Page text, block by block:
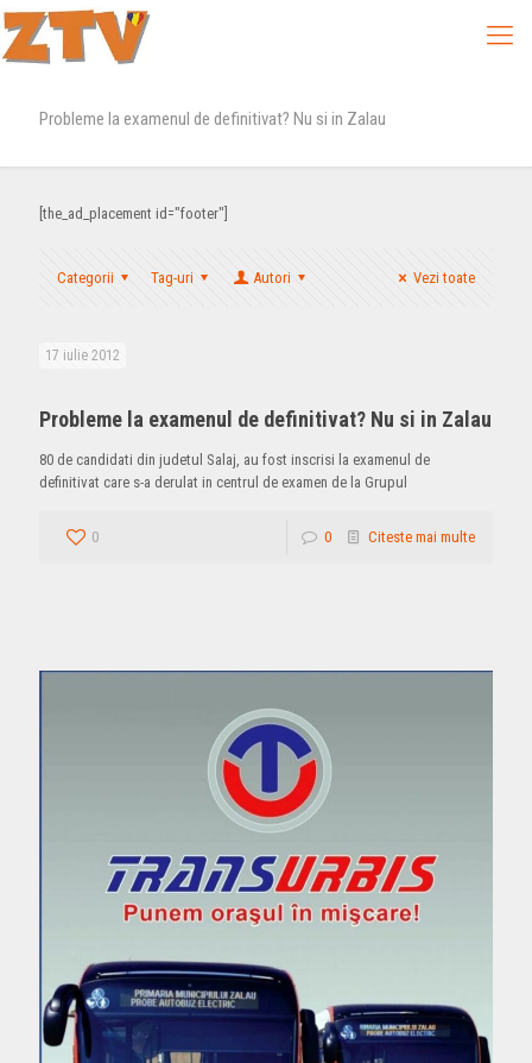
Probleme la examenul de definitivat? Nu si in Zalau
[the_ad_placement id="footer"]
Categorii Tag-uri Autori Vezi toate
17 iulie 2012
Probleme la examenul de definitivat? Nu si in Zalau
80 de candidati din judetul Salaj, au fost inscrisi la examenul de
definitivat care s-a derulat in centrul de examen de la Grupul
0 0 Citeste mai multe